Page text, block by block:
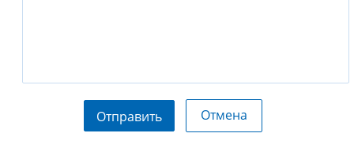
Отправить Отмена